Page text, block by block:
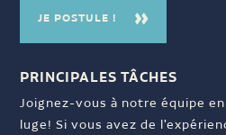
JE POSTULE !
PRINCIPALES TÂCHES
Joignez-vous à notre équipe
luge! Si vous avez de